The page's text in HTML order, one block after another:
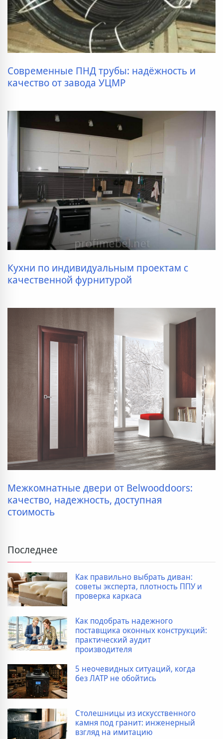
Современные ПНД трубы: надёжность и
качество от завода УЦМР
Кухни по индивидуальным проектам с
качественной фурнитурой
Межкомнатные двери от Belwooddoors:
качество, надежность, доступная
стоимость
Последнее
Как правильно выбрать диван:
советы эксперта, плотность ППУ и
проверка каркаса
Как подобрать надежного
поставщика оконных конструкций:
практический аудит
производителя
5 неочевидных ситуаций, когда
без ЛАТР не обойтись
Столешницы из искусственного
камня под гранит: инженерный
взгляд на имитацию